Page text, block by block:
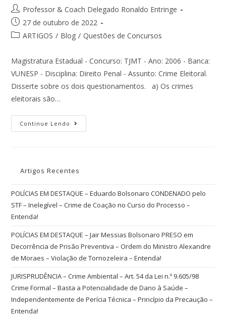
Professor & Coach Delegado Ronaldo Entringe
27 de outubro de 2022
ARTIGOS / Blog / Questões de Concursos
Magistratura Estadual - Concurso: TJMT - Ano: 2006 - Banca:
VUNESP - Disciplina: Direito Penal - Assunto: Crime Eleitoral.
Disserte sobre os dois questionamentos. a) Os crimes
eleitorais são…
Continue Lendo
Artigos Recentes
POLÍCIAS EM DESTAQUE – Eduardo Bolsonaro CONDENADO pelo
STF – Inelegível – Crime de Coação no Curso do Processo –
Entenda!
POLÍCIAS EM DESTAQUE – Jair Messias Bolsonaro PRESO em
Decorrência de Prisão Preventiva – Ordem do Ministro Alexandre
de Moraes – Violação de Tornozeleira – Entenda!
JURISPRUDÊNCIA – Crime Ambiental – Art. 54 da Lei n.º 9.605/98
Crime Formal – Basta a Potencialidade de Dano à Saúde –
Independentemente de Perícia Técnica – Princípio da Precaução –
Entenda!